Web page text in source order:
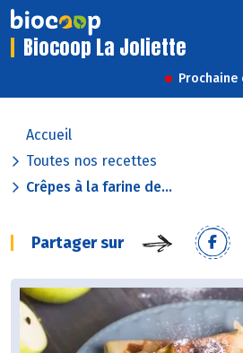
Biocoop La Joliette
Prochaine
Accueil
Toutes nos recettes
Crêpes à la farine de...
Partager sur